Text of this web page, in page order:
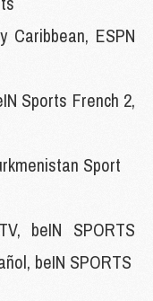
Caribbean, ESPN
Sports French 2,
Sport
beIN SPORTS
beIN SPORTS